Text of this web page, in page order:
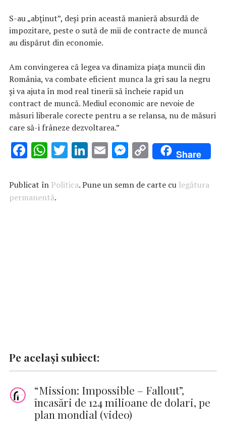
S-au „abținut”, deși prin această manieră absurdă de
impozitare, peste o sută de mii de contracte de muncă
au dispărut din economie.
Am convingerea că legea va dinamiza piața muncii din
România, va combate eficient munca la gri sau la negru
și va ajuta în mod real tinerii să încheie rapid un
contract de muncă. Mediul economic are nevoie de
măsuri liberale corecte pentru a se relansa, nu de măsuri
care să-i frâneze dezvoltarea.”
F
e
b
W
at
s
T
it
Li
k
E
ai
M
se
C
o
p
Share
Publicat în Politica. Pune un semn de carte cu legătura
permanentă.
Pe același subiect:
“Mission: Impossible – Fallout”,
încasări de 124 milioane de dolari, pe
plan mondial (video)